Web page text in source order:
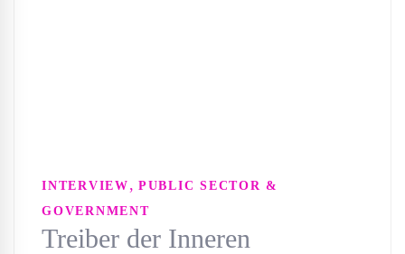
INTERVIEW , PUBLIC SECTOR &
GOVERNMENT
Treiber der Inneren